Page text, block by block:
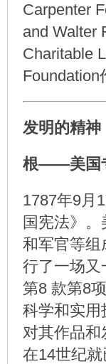
Carpenter
and Walter
Charitable
Foundation
发明的精神
根——美国
1787年9月
国宪法》
和军官等组
行了一场又
第8 款第8
科学和实用
对其作品和
在14世纪